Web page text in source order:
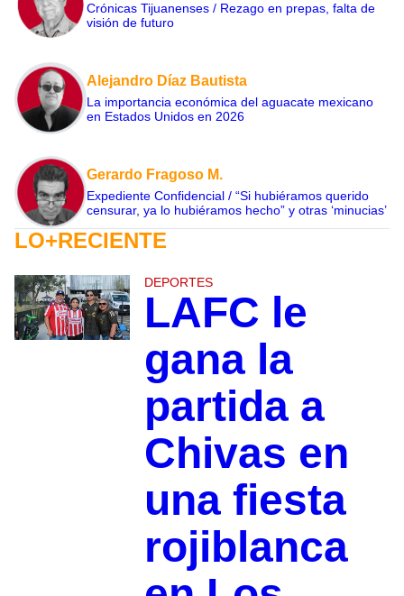
Crónicas Tijuanenses / Rezago en prepas, falta de
visión de futuro
Alejandro Díaz Bautista
La importancia económica del aguacate mexicano
en Estados Unidos en 2026
Gerardo Fragoso M.
Expediente Confidencial / “Si hubiéramos querido
censurar, ya lo hubiéramos hecho” y otras ‘minucias’
LO+RECIENTE
DEPORTES
LAFC le
gana la
partida a
Chivas en
una fiesta
rojiblanca